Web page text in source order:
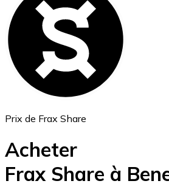
Ethereum
Prix de Frax Share
Acheter
Frax Share à